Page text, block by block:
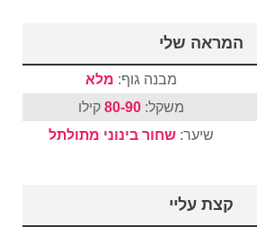
המראה שלי
מבנה גוף: מלא
משקל: 80-90 קילו
שיער: שחור בינוני מתולתל
קצת עליי